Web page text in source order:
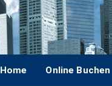
Home Online Buchen